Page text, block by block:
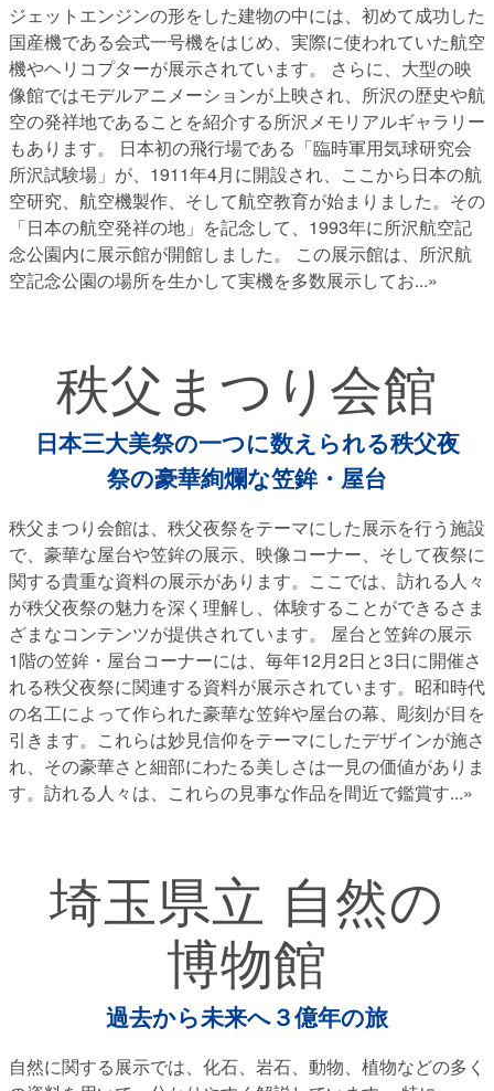
ジェットエンジンの形をした建物の中には、初めて成功した
国産機である会式一号機をはじめ、実際に使われていた航空
機やヘリコプターが展示されています。 さらに、大型の映
像館ではモデルアニメーションが上映され、所沢の歴史や航
空の発祥地であることを紹介する所沢メモリアルギャラリー
もあります。 日本初の飛行場である「臨時軍用気球研究会
所沢試験場」が、1911年4月に開設され、ここから日本の航
空研究、航空機製作、そして航空教育が始まりました。その
「日本の航空発祥の地」を記念して、1993年に所沢航空記
念公園内に展示館が開館しました。 この展示館は、所沢航
空記念公園の場所を生かして実機を多数展示してお...»
秩父まつり会館
日本三大美祭の一つに数えられる秩父夜
祭の豪華絢爛な笠鉾・屋台
秩父まつり会館は、秩父夜祭をテーマにした展示を行う施設
で、豪華な屋台や笠鉾の展示、映像コーナー、そして夜祭に
関する貴重な資料の展示があります。ここでは、訪れる人々
が秩父夜祭の魅力を深く理解し、体験することができるさま
ざまなコンテンツが提供されています。 屋台と笠鉾の展示
1階の笠鉾・屋台コーナーには、毎年12月2日と3日に開催さ
れる秩父夜祭に関連する資料が展示されています。昭和時代
の名工によって作られた豪華な笠鉾や屋台の幕、彫刻が目を
引きます。これらは妙見信仰をテーマにしたデザインが施さ
れ、その豪華さと細部にわたる美しさは一見の価値がありま
す。訪れる人々は、これらの見事な作品を間近で鑑賞す...»
埼玉県立 自然の
博物館
過去から未来へ３億年の旅
自然に関する展示では、化石、岩石、動物、植物などの多く